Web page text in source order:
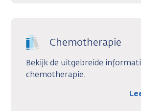
Chemotherapie
Bekijk de uitgebreide
chemotherapie.